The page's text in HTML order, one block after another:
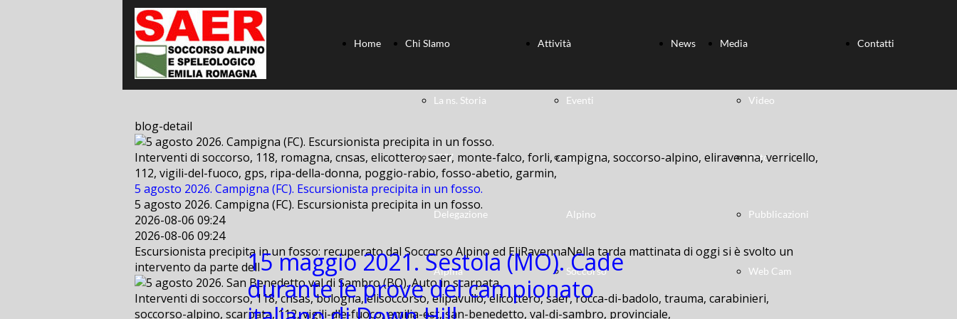
Home Chi SIamo
La ns. Storia
XXV
Delegazione
Alpina
Attività
Eventi
Soccorso
Alpino
Soccorso
News Media
Video
Foto
Pubblicazioni
Web Cam
Contatti
blog-detail
Interventi di soccorso, 118, romagna, cnsas, elicottero, saer, monte-falco, forli, campigna, soccorso-alpino, eliravenna, verricello,
112, vigili-del-fuoco, gps, ripa-della-donna, poggio-rabio, fosso-abetio, garmin,
5 agosto 2026. Campigna (FC). Escursionista precipita in un fosso.
5 agosto 2026. Campigna (FC). Escursionista precipita in un fosso.
2026-08-06 09:24
2026-08-06 09:24
Escursionista precipita in un fosso: recuperato dal Soccorso Alpino ed EliRavennaNella tarda mattinata di oggi si è svolto un
intervento da parte dell
Interventi di soccorso, 118, cnsas, bologna, elisoccorso, elipavullo, elicottero, saer, rocca-di-badolo, trauma, carabinieri,
soccorso-alpino, scarpata, 112, vigili-dle-fuoco, emilia-est, san-benedetto, val-di-sambro, provinciale,
15 maggio 2021. Sestola (MO). Cade
durante le prove del campionato